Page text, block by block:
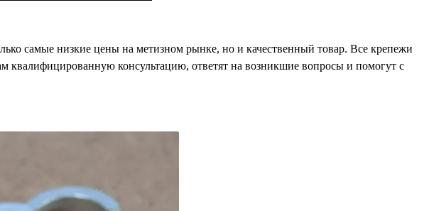
самые низкие цены на метизном рынке, но и качественный товар. Все крепежи
квалифицированную консультацию, ответят на возникшие вопросы и помогут с